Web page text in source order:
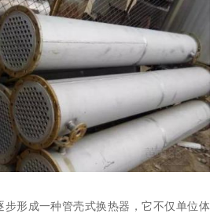
步形成一种管壳式换热器，它不仅单位体